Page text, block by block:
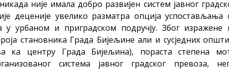
није имала добро развијен систем јавног
деценије увелико разматра опција успостављања
у урбаном и приградском подручју. Због изражене
становника Града Бијељине али и сусједних
ка центру Града Бијељина), пораста степена
система јавног градског превоза,